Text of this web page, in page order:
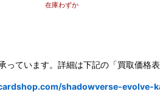
在庫わずか
っています。詳細は下記の「買取価格
shadowverse-evolve-